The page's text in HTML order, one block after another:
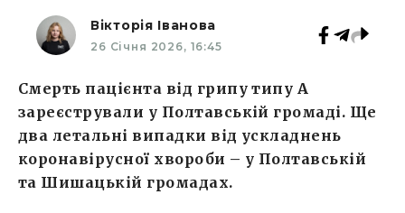
Вікторія Іванова
26 Січня 2026, 16:45
Смерть пацієнта від грипу типу А
зареєстрували у Полтавській громаді. Ще
два летальні випадки від ускладнень
коронавірусної хвороби – у Полтавській
та Шишацькій громадах.